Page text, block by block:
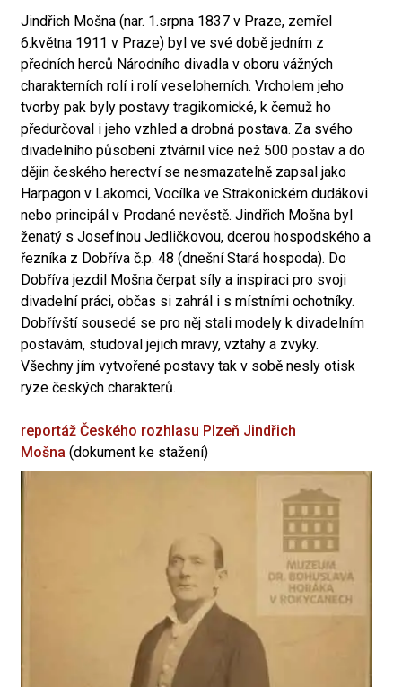
Jindřich Mošna (nar. 1.srpna 1837 v Praze, zemřel
6.května 1911 v Praze) byl ve své době jedním z
předních herců Národního divadla v oboru vážných
charakterních rolí i rolí veseloherních. Vrcholem jeho
tvorby pak byly postavy tragikomické, k čemuž ho
předurčoval i jeho vzhled a drobná postava. Za svého
divadelního působení ztvárnil více než 500 postav a do
dějin českého herectví se nesmazatelně zapsal jako
Harpagon v Lakomci, Vocílka ve Strakonickém dudákovi
nebo principál v Prodané nevěstě. Jindřich Mošna byl
ženatý s Josefínou Jedličkovou, dcerou hospodského a
řezníka z Dobříva č.p. 48 (dnešní Stará hospoda). Do
Dobříva jezdil Mošna čerpat síly a inspiraci pro svoji
divadelní práci, občas si zahrál i s místními ochotníky.
Dobřívští sousedé se pro něj stali modely k divadelním
postavám, studoval jejich mravy, vztahy a zvyky.
Všechny jím vytvořené postavy tak v sobě nesly otisk
ryze českých charakterů.
reportáž Českého rozhlasu Plzeň Jindřich
Mošna (dokument ke stažení)